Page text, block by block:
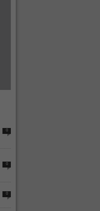
0
0
0